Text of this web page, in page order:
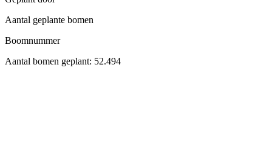
Aantal geplante bomen
Boomnummer
Aantal bomen geplant: 52.494